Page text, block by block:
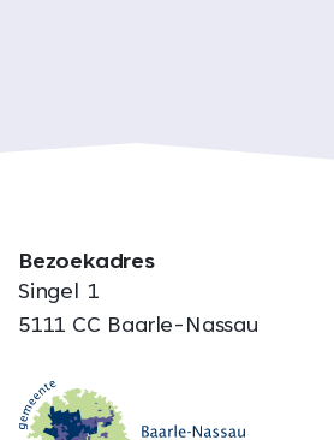
Bezoekadres
Singel 1
5111 CC Baarle-Nassau